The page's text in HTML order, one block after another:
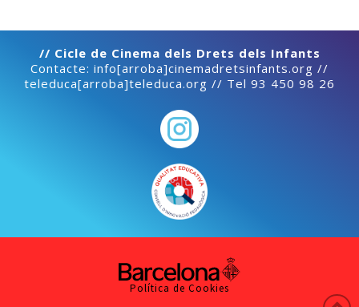
// Cicle de Cinema dels Drets dels Infants
Contacte: info[arroba]cinemadretsinfants.org //
teleduca[arroba]teleduca.org // Tel 93 450 98 26
Política de Cookies